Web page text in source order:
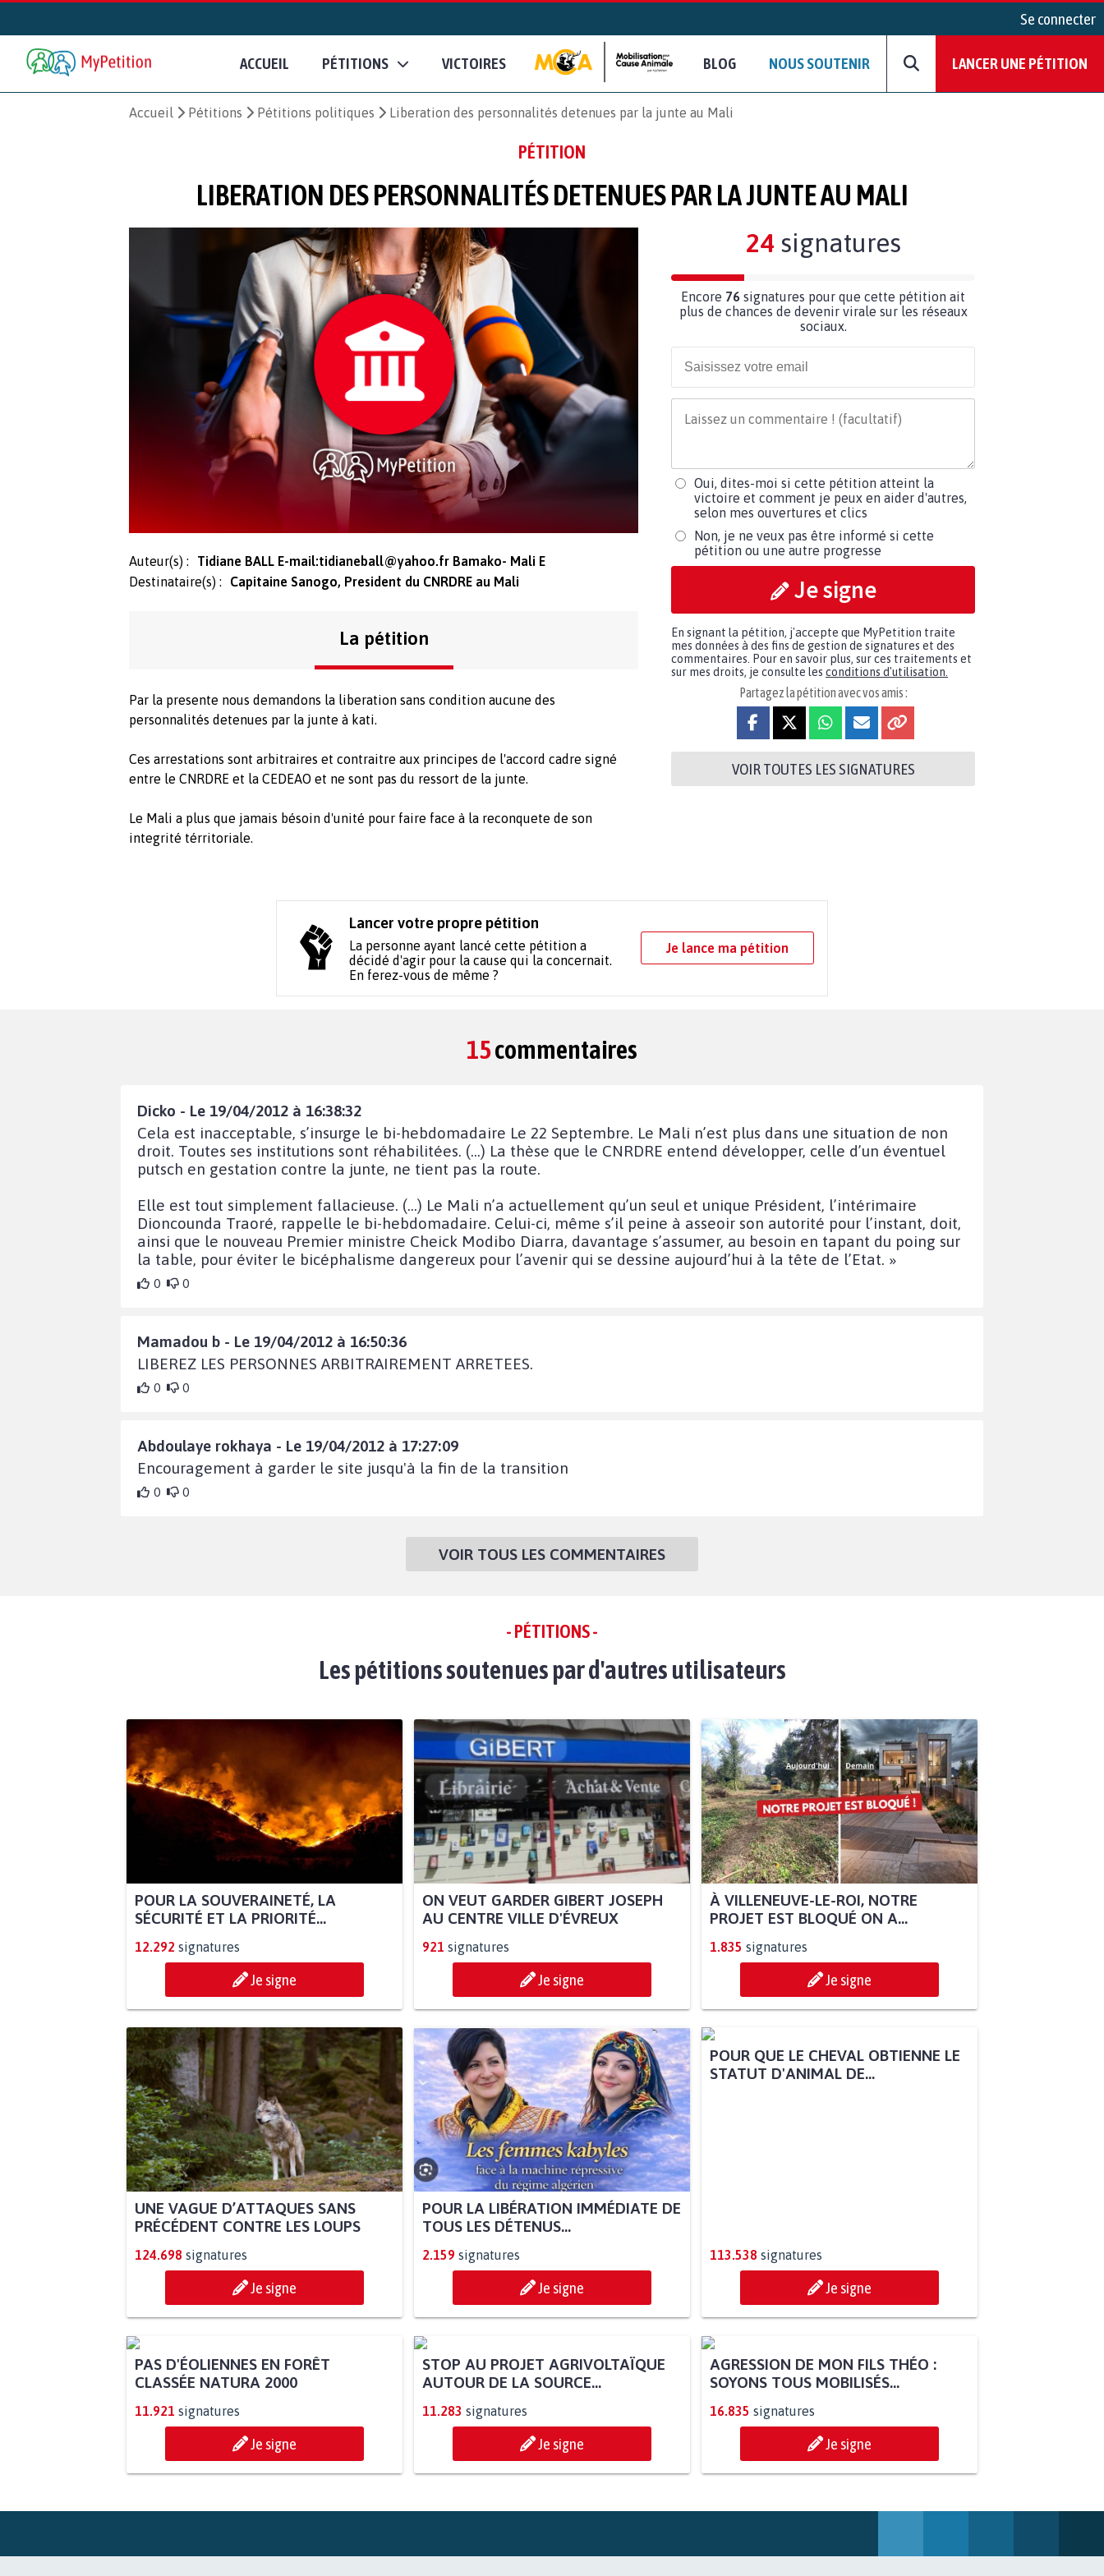
Se connecter
ACCUEIL PÉTITIONS VICTOIRES BLOG NOUS SOUTENIR LANCER UNE PÉTITION
Accueil Pétitions Pétitions politiques Liberation des personnalités detenues par la junte au Mali
PÉTITION
LIBERATION DES PERSONNALITÉS DETENUES PAR LA JUNTE AU MALI
Auteur(s) : Tidiane BALL E-mail:tidianeball@yahoo.fr Bamako- Mali E
Destinataire(s) :
Capitaine Sanogo, President du CNRDRE au Mali
La pétition
Par la presente nous demandons la liberation sans condition aucune des
personnalités detenues par la junte à kati.
Ces arrestations sont arbitraires et contraitre aux principes de l'accord cadre signé
entre le CNRDRE et la CEDEAO et ne sont pas du ressort de la junte.
Le Mali a plus que jamais bésoin d'unité pour faire face à la reconquete de son
integrité térritoriale.
24signatures
Encore 76 signatures pour que cette pétition ait
plus de chances de devenir virale sur les réseaux
sociaux.
Oui, dites-moi si cette pétition atteint la
victoire et comment je peux en aider d'autres,
selon mes ouvertures et clics
Non, je ne veux pas être informé si cette
pétition ou une autre progresse
Je signe
En signant la pétition, j'accepte que MyPetition traite
mes données à des fins de gestion de signatures et des
commentaires. Pour en savoir plus, sur ces traitements et
sur mes droits, je consulte les conditions d'utilisation.
Partagez la pétition avec vos amis :
VOIR TOUTES LES SIGNATURES
Lancer votre propre pétition
La personne ayant lancé cette pétition a
décidé d'agir pour la cause qui la concernait.
En ferez-vous de même ?
Je lance ma pétition
15commentaires
Dicko - Le 19/04/2012 à 16:38:32
Cela est inacceptable, s’insurge le bi-hebdomadaire Le 22 Septembre. Le Mali n’est plus dans une situation de non
droit. Toutes ses institutions sont réhabilitées. (…) La thèse que le CNRDRE entend développer, celle d’un éventuel
putsch en gestation contre la junte, ne tient pas la route.
Elle est tout simplement fallacieuse. (…) Le Mali n’a actuellement qu’un seul et unique Président, l’intérimaire
Dioncounda Traoré, rappelle le bi-hebdomadaire. Celui-ci, même s’il peine à asseoir son autorité pour l’instant, doit,
ainsi que le nouveau Premier ministre Cheick Modibo Diarra, davantage s’assumer, au besoin en tapant du poing sur
la table, pour éviter le bicéphalisme dangereux pour l’avenir qui se dessine aujourd’hui à la tête de l’Etat. »
0 0
Mamadou b - Le 19/04/2012 à 16:50:36
LIBEREZ LES PERSONNES ARBITRAIREMENT ARRETEES.
0 0
Abdoulaye rokhaya - Le 19/04/2012 à 17:27:09
Encouragement à garder le site jusqu'à la fin de la transition
0 0
VOIR TOUS LES COMMENTAIRES
- PÉTITIONS -
Les pétitions soutenues par d'autres utilisateurs
POUR LA SOUVERAINETÉ, LA
SÉCURITÉ ET LA PRIORITÉ...
12.292 signatures
Je signe
ON VEUT GARDER GIBERT JOSEPH
AU CENTRE VILLE D'ÉVREUX
921 signatures
Je signe
À VILLENEUVE-LE-ROI, NOTRE
PROJET EST BLOQUÉ ON A...
1.835 signatures
Je signe
UNE VAGUE D’ATTAQUES SANS
PRÉCÉDENT CONTRE LES LOUPS
124.698 signatures
Je signe
POUR LA LIBÉRATION IMMÉDIATE DE
TOUS LES DÉTENUS...
2.159 signatures
Je signe
113.538 signatures
Je signe
PAS D'ÉOLIENNES EN FORÊT
STOP AU PROJET AGRIVOLTAÏQUE
AGRESSION DE MON FILS THÉO :
SOYONS TOUS MOBILISÉS...